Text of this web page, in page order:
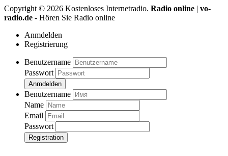
Copyright © 2026 Kostenloses Internetradio. Radio online | vo-
radio.de - Hören Sie Radio online
Anmdelden
Registrierung
Benutzername
Passwort
Anmdelden
Benutzername
Name
Email
Passwort
Registration